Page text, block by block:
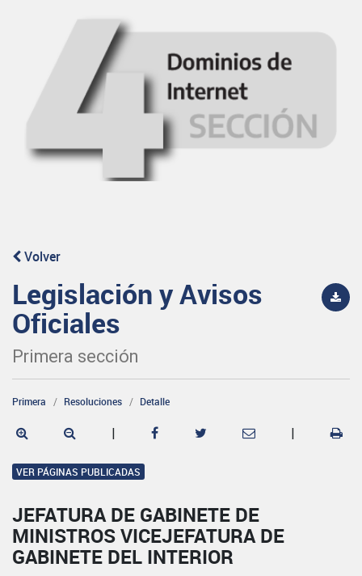
Volver
Legislación y Avisos
Oficiales
Primera sección
Primera Resoluciones Detalle
| |
VER PÁGINAS PUBLICADAS
JEFATURA DE GABINETE DE
MINISTROS VICEJEFATURA DE
GABINETE DEL INTERIOR